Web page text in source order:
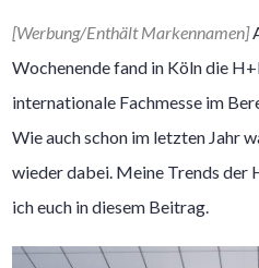
[Werbung/Enthält Markennamen]
Wochenende fand in Köln die
internationale Fachmesse im
Wie auch schon im letzten Jahr
wieder dabei. Meine Trends
ich euch in diesem Beitrag.